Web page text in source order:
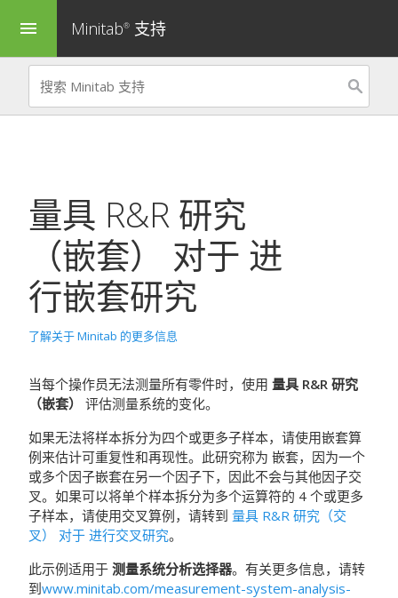
menu Minitab® 支持
量具 R&R 研究
（嵌套）
对于 进
行嵌套研究
了解关于 Minitab 的更多信息
当每个操作员无法测量所有零件时，使用 量具 R&R 研究
（嵌套）
评估测量系统的变化。
如果无法将样本拆分为四个或更多子样本，请使用嵌套算
例来估计可重复性和再现性。此研究称为 嵌套，因为一个
或多个因子嵌套在另一个因子下，因此不会与其他因子交
叉。如果可以将单个样本拆分为多个运算符的 4 个或更多
子样本，请使用交叉算例，请转到 量具 R&R 研究（交
叉） 对于 进行交叉研究。
此示例适用于 测量系统分析选择器。有关更多信息，请转
到www.minitab.com/measurement-system-analysis-